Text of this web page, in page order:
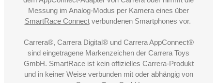
Messung im Analog-Modus per Kamera eines über
SmartRace Connectverbundenen Smartphones vor.
Carrera®, Carrera Digital® und Carrera AppConnect®
sind eingetragene Markenzeichen der Carrera Toys
GmbH. SmartRace ist kein offizielles Carrera-Produkt
und in keiner Weise verbunden mit oder abhängig von